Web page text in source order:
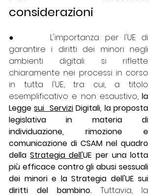
considerazioni
●      L'importanza per l'UE di
garantire i diritti dei minori negli
ambienti digitali si riflette
chiaramente nei processi in corso
in tutta l'UE, tra cui, a titolo
esemplificativo e non esaustivo,
Legge sui  Servizi Digitali, la proposta
legislativa in materia di
individuazione, rimozione e
comunicazione di CSAM nel quadro
della Strategia dell'UE per una lotta
più efficace contro gli abusi sessuali
dei minori e la Strategia dell'UE sui
diritti del bambino. Tuttavia, la